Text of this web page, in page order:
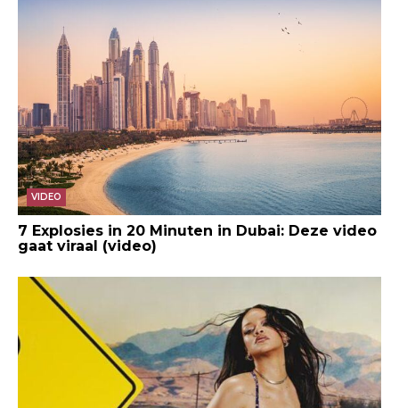
VIDEO
7 Explosies in 20 Minuten in Dubai: Deze video
gaat viraal (video)